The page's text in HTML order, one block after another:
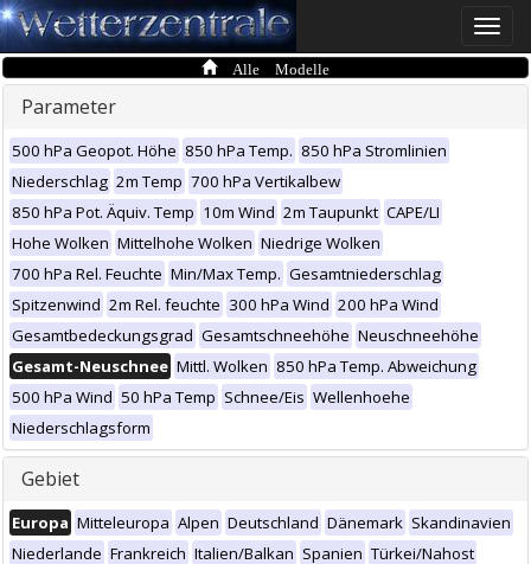
Toggle
Alle Modelle
Parameter
500 hPa Geopot. Höhe 850 hPa Temp. 850 hPa Stromlinien
Niederschlag 2m Temp 700 hPa Vertikalbew
850 hPa Pot. Äquiv. Temp 10m Wind 2m Taupunkt CAPE/LI
Hohe Wolken Mittelhohe Wolken Niedrige Wolken
700 hPa Rel. Feuchte Min/Max Temp. Gesamtniederschlag
Spitzenwind 2m Rel. feuchte 300 hPa Wind 200 hPa Wind
Gesamtbedeckungsgrad Gesamtschneehöhe Neuschneehöhe
Gesamt-Neuschnee Mittl. Wolken 850 hPa Temp. Abweichung
500 hPa Wind 50 hPa Temp Schnee/Eis Wellenhoehe
Niederschlagsform
Gebiet
Europa Mitteleuropa Alpen Deutschland Dänemark Skandinavien
Niederlande Frankreich Italien/Balkan Spanien Türkei/Nahost